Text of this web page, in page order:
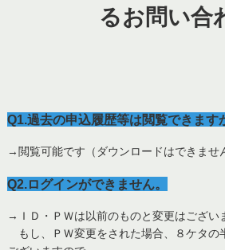
るお問い合
Q1.過去の申込履歴等は閲覧できます
→閲覧可能です（ダウンロードはできませ
Q2.ログインができません。
→ＩＤ・ＰＷは以前のものと変更はござい
もし、ＰＷ変更をされた場合、８ケタの